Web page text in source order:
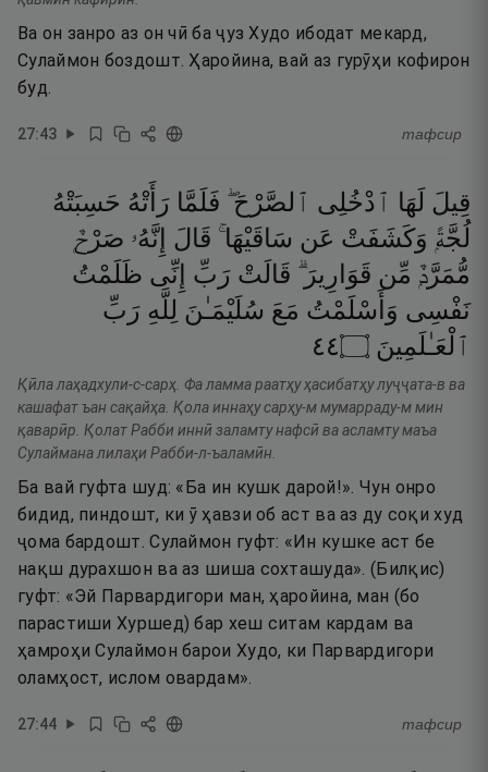
Ва он занро аз он чӣ ба ҷуз Худо ибодат мекард,
Сулаймон боздошт. Ҳаройина, вай аз гурӯҳи кофирон
буд.
27:43 тафсир
قِيلَ لَهَا ٱدْخُلِى ٱلصَّرْحَ ۖ فَلَمَّا رَأَتْهُ حَسِبَتْهُ
لُجَّةًۭ وَكَشَفَتْ عَن سَاقَيْهَا ۚ قَالَ إِنَّهُۥ صَرْحٌۭ
مُّمَرَّدٌۭ مِّن قَوَارِيرَ ۗ قَالَتْ رَبِّ إِنِّى ظَلَمْتُ
نَفْسِى وَأَسْلَمْتُ مَعَ سُلَيْمَـٰنَ لِلَّهِ رَبِّ
ٱلْعَـٰلَمِينَ ۝٤٤
Қӣла лаҳадхули-с-сарҳ. Фа ламма раатҳу ҳасибатҳу луҷҷата-в ва
кашафат ъан сақайҳа. Қола иннаҳу сарҳу-м мумарраду-м мин
қаварӣр. Қолат Рабби иннӣ заламту нафсӣ ва асламту маъа
Сулаймана лилаҳи Рабби-л-ъаламӣн.
Ба вай гуфта шуд: «Ба ин кушк дарой!». Чун онро
бидид, пиндошт, ки ӯ ҳавзи об аст ва аз ду соқи худ
ҷома бардошт. Сулаймон гуфт: «Ин кушке аст бе
нақш дурахшон ва аз шиша сохташуда». (Билқис)
гуфт: «Эй Парвардигори ман, ҳаройина, ман (бо
парастиши Хуршед) бар хеш ситам кардам ва
ҳамроҳи Сулаймон барои Худо, ки Парвардигори
оламҳост, ислом овардам».
27:44 тафсир